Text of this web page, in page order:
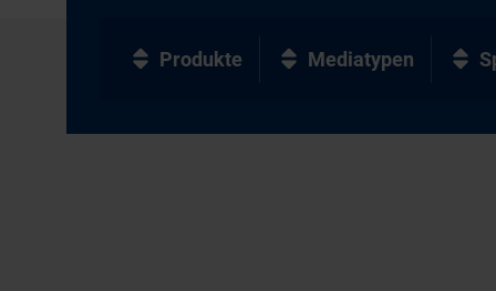
Produkte Mediatypen